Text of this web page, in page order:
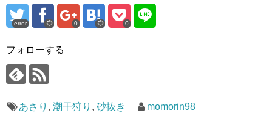
error 0 0
フォローする
あさり , 潮干狩り , 砂抜き momorin98